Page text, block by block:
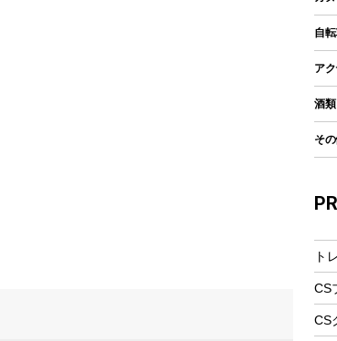
火
バ
ク
ナ
カ
マ
フ
コ
ト
デ
保
そ
イ
カ
パ
ヘ
自
折
シ
自
ア
マ
酒
そ
湯
ト
CS
CS